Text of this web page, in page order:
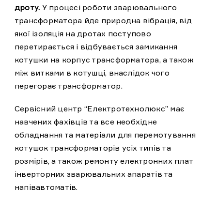
дроту. У процесі роботи зварювального
трансформатора йде природна вібрація, від
якої ізоляція на дротах поступово
перетирається і відбувається замикання
котушки на корпус трансформатора, а також
між витками в котушці, внаслідок чого
перегорає трансформатор.
Сервісний центр “Електротехнолюкс” має
навчених фахівців та все необхідне
обладнання та матеріали для перемотування
котушок трансформаторів усіх типів та
розмірів, а також ремонту електронних плат
інверторних зварювальних апаратів та
напівавтоматів.